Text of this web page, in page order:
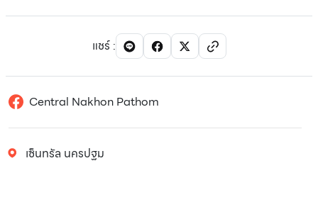
แชร์:
Central Nakhon Pathom
เซ็นทรัล นครปฐม